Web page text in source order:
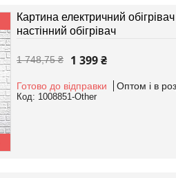
Картина електричний
настінний обігрівач
1 748,75 ₴ 1 399 ₴
Готово до відправки Оптом і в
1008851-Other